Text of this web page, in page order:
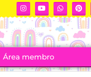
Área membro